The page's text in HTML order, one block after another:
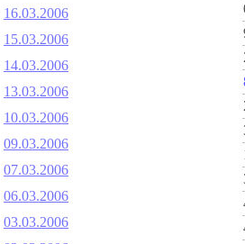
16.03.2006
15.03.2006
14.03.2006
13.03.2006
10.03.2006
09.03.2006
07.03.2006
06.03.2006
03.03.2006